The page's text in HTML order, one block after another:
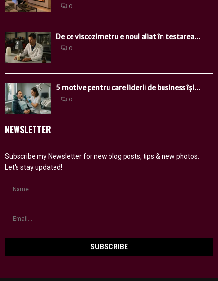
0
De ce viscozimetru e noul aliat în testarea...
0
5 motive pentru care liderii de business își...
0
NEWSLETTER
Subscribe my Newsletter for new blog posts, tips & new photos.
Let's stay updated!